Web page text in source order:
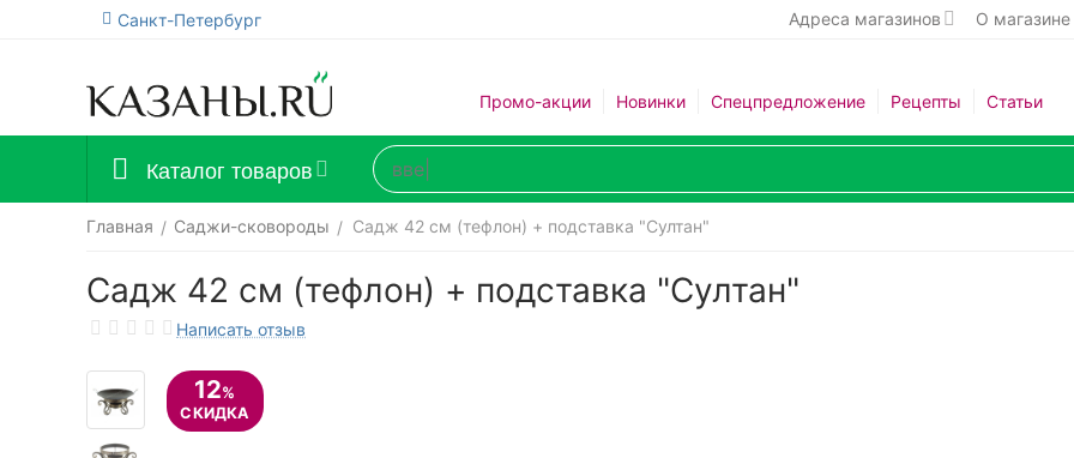
Санкт-Петербург Адреса магазинов О магазине
Промо-акции Новинки Спецпредложение Рецепты Статьи
Каталог товаров
Главная / Саджи-сковороды / Садж 42 см (тефлон) + подставка "Султан"
Садж 42 см (тефлон) + подставка "Султан"
Написать отзыв
12